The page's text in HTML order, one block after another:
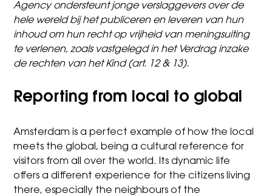
Agency ondersteunt jonge verslaggevers over de
hele wereld bij het publiceren en leveren van hun
inhoud om hun recht op vrijheid van meningsuiting
te verlenen, zoals vastgelegd in het Verdrag inzake
de rechten van het Kind (art. 12 & 13).
Reporting from local to global
Amsterdam is a perfect example of how the local
meets the global, being a cultural reference for
visitors from all over the world. Its dynamic life
offers a different experience for the citizens living
there, especially the neighbours of the